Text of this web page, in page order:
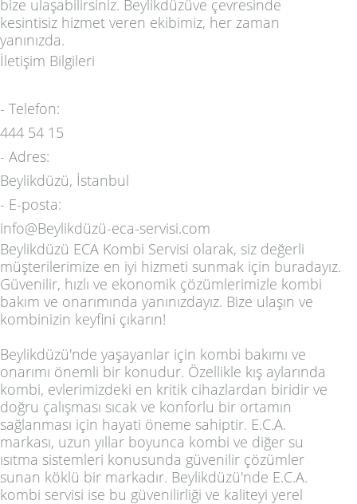
bize ulaşabilirsiniz. Beylikdüzüve çevresinde
kesintisiz hizmet veren ekibimiz, her zaman
yanınızda.
İletişim Bilgileri
- Telefon:
444 54 15
- Adres:
Beylikdüzü, İstanbul
- E-posta:
info@Beylikdüzü-eca-servisi.com
Beylikdüzü ECA Kombi Servisi olarak, siz değerli
müşterilerimize en iyi hizmeti sunmak için buradayız.
Güvenilir, hızlı ve ekonomik çözümlerimizle kombi
bakım ve onarımında yanınızdayız. Bize ulaşın ve
kombinizin keyfini çıkarın!
Beylikdüzü'nde yaşayanlar için kombi bakımı ve
onarımı önemli bir konudur. Özellikle kış aylarında
kombi, evlerimizdeki en kritik cihazlardan biridir ve
doğru çalışması sıcak ve konforlu bir ortamın
sağlanması için hayati öneme sahiptir. E.C.A.
markası, uzun yıllar boyunca kombi ve diğer su
ısıtma sistemleri konusunda güvenilir çözümler
sunan köklü bir markadır. Beylikdüzü'nde E.C.A.
kombi servisi ise bu güvenilirliği ve kaliteyi yerel